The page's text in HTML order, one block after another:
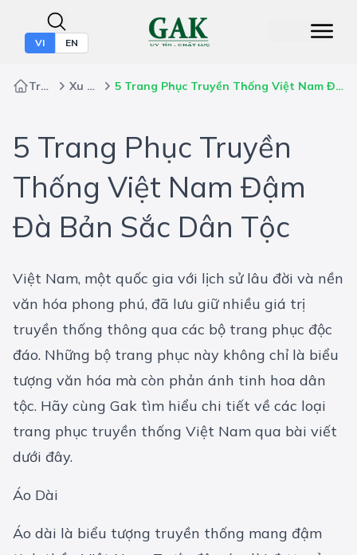
VI EN
Trang chủ Xu Hướng 5 Trang Phục Truyền Thống Việt Nam Đậm Đà Bản Sắc Dân Tộc
5 Trang Phục Truyền
Thống Việt Nam Đậm
Đà Bản Sắc Dân Tộc
Việt Nam, một quốc gia với lịch sử lâu đời và nền
văn hóa phong phú, đã lưu giữ nhiều giá trị
truyền thống thông qua các bộ trang phục độc
đáo. Những bộ trang phục này không chỉ là biểu
tượng văn hóa mà còn phản ánh tinh hoa dân
tộc. Hãy cùng Gak tìm hiểu chi tiết về các loại
trang phục truyền thống Việt Nam qua bài viết
dưới đây.
Áo Dài
Áo dài là biểu tượng truyền thống mang đậm